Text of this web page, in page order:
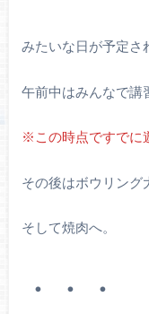
みたいな日が予定さ
午前中はみんなで講
※この時点ですでに
その後はボウリング
そして焼肉へ。
・・・